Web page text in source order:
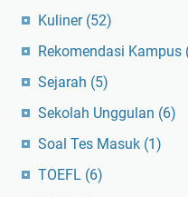
Kuliner (52)
Rekomendasi Kampus
Sejarah (5)
Sekolah Unggulan (6)
Soal Tes Masuk (1)
TOEFL (6)